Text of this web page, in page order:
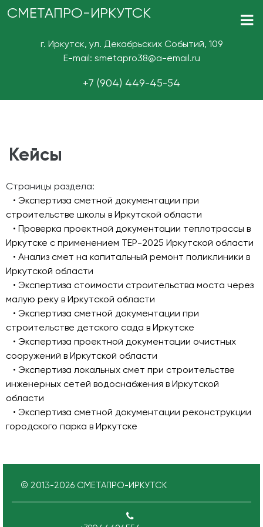
СМЕТАПРО-ИРКУТСК
г. Иркутск, ул. Декабрьских Событий, 109
E-mail: smetapro38@a-email.ru
+7 (904) 449-45-54
Кейсы
Страницы раздела:
• Экспертиза сметной документации при
строительстве школы в Иркутской области
• Проверка проектной документации теплотрассы в
Иркутске с применением ТЕР-2025 Иркутской области
• Анализ смет на капитальный ремонт поликлиники в
Иркутской области
• Экспертиза стоимости строительства моста через
малую реку в Иркутской области
• Экспертиза сметной документации при
строительстве детского сада в Иркутске
• Экспертиза проектной документации очистных
сооружений в Иркутской области
• Экспертиза локальных смет при строительстве
инженерных сетей водоснабжения в Иркутской
области
• Экспертиза сметной документации реконструкции
городского парка в Иркутске
© 2013-2026 СМЕТАПРО-ИРКУТСК